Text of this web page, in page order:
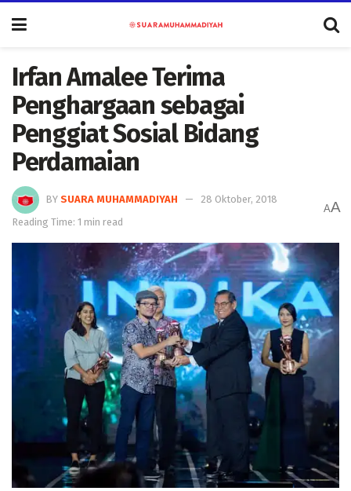
Irfan Amalee Terima
Penghargaan sebagai
Penggiat Sosial Bidang
Perdamaian
BY SUARA MUHAMMADIYAH
28 Oktober, 2018
Reading Time: 1 min read
AA